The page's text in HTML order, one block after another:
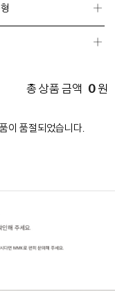
총 상품 금액 0 원
이 품절되었습니다.